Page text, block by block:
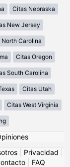
Citas Nebraska
New Jersey
North Carolina
Citas Oregon
South Carolina
Citas Utah
Citas West Virginia
Privacidad
FAQ